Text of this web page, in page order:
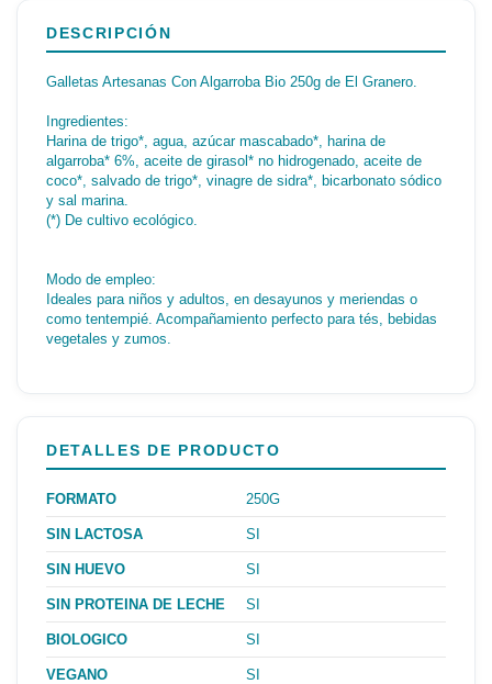
DESCRIPCIÓN
Galletas Artesanas Con Algarroba Bio 250g de El Granero.
Ingredientes:
Harina de trigo*, agua, azúcar mascabado*, harina de
algarroba* 6%, aceite de girasol* no hidrogenado, aceite de
coco*, salvado de trigo*, vinagre de sidra*, bicarbonato sódico
y sal marina.
(*) De cultivo ecológico.
Modo de empleo:
Ideales para niños y adultos, en desayunos y meriendas o
como tentempié. Acompañamiento perfecto para tés, bebidas
vegetales y zumos.
DETALLES DE PRODUCTO
FORMATO 250G
SIN LACTOSA SI
SIN HUEVO SI
SIN PROTEINA DE LECHE SI
BIOLOGICO SI
VEGANO SI